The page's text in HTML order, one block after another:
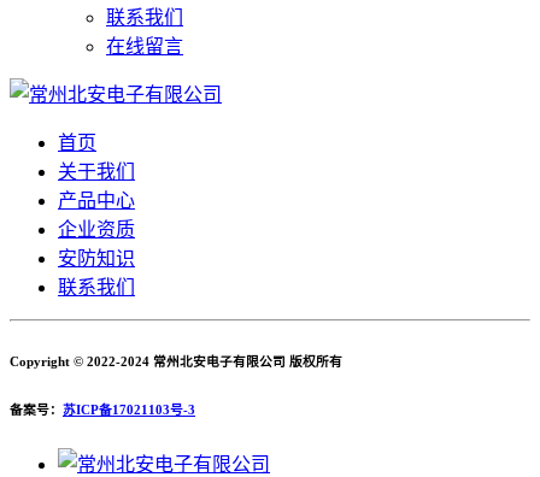
联系我们
在线留言
首页
关于我们
产品中心
企业资质
安防知识
联系我们
Copyright © 2022-2024 常州北安电子有限公司 版权所有
备案号： 苏ICP备17021103号-3